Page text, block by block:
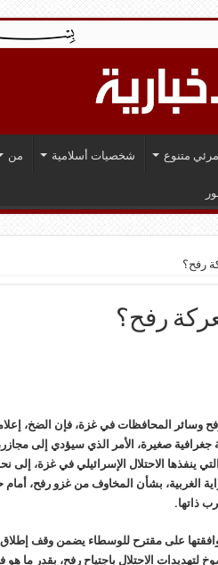
متنوع شخصيات أسلامية من
رفح؟
رفح؟
وسائر المحافظات في غزة، فإن الضخ،
صغيرة، الأمر الذي سيؤدي إلى
الغربية، بشأن المخاوف من غزو رفح، أمام
ذاتها.
على مقترح للوسطاء يضمن وقف إطلاق
الاحتلال باجتياح رفح، بقدر ما هو